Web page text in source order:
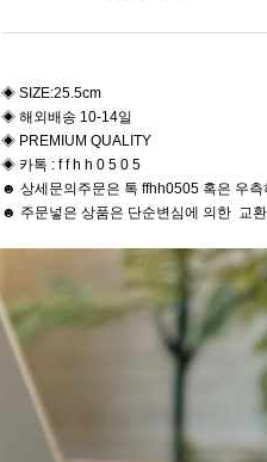
◈ SIZE:25.5cm
◈ 해외배송 10-14일
◈ PREMIUM QUALITY
◈ 카톡 : f f h h 0 5 0 5
☻ 상세문의주문은 톡 ffhh0505 혹은 우
☻ 주문넣은 상품은 단순변심에 의한 교